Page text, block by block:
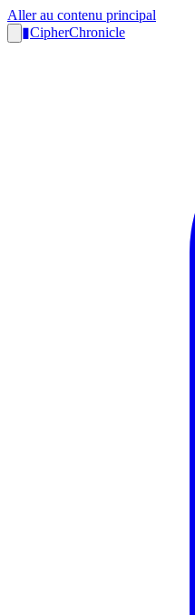
Aller au contenu principal
▮CipherChronicle